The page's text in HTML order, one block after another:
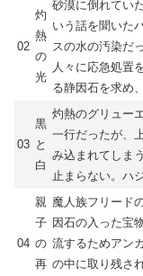
02
灼
熱
の
光
砂漠に倒れてい
いう話を聞いた
スの水の汚染だ
人々に応急処置
る静因石を求め
03
黒
と
白
灼熱のグリュー
一行だったが、
み込まれてしま
止まらない。ハ
04
親
子
の
再
魔人族フリード
因石の入った宝
流するためアン
の中に取り残さ